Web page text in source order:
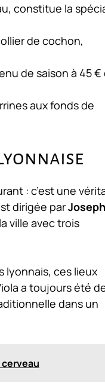
constitue la
de cochon,
de saison à 45 €
aux fonds de
: c’est une
dirigée parJoseph
ville avec trois
lyonnais, ces lieux
a toujours été
dans un